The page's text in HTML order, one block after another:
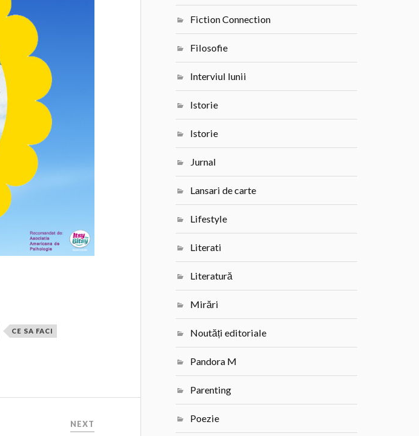
CE SA FACI
NEXT
Fiction Connection
Filosofie
Interviul lunii
Istorie
Istorie
Jurnal
Lansari de carte
Lifestyle
Literati
Literatură
Mirări
Noutăți editoriale
Pandora M
Parenting
Poezie